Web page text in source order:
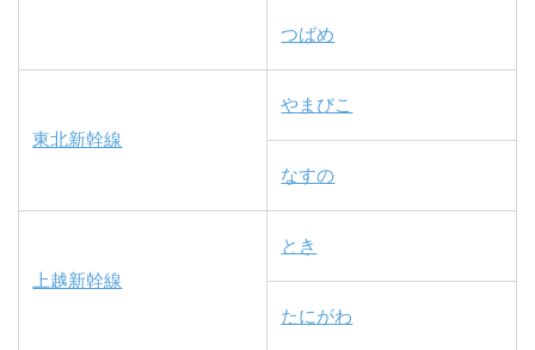
つばめ
東北新幹線
やまびこ
なすの
上越新幹線
とき
たにがわ